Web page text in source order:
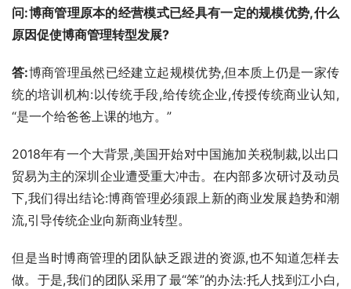
问:博商管理原本的经营模式已经具有一定的规模优势,什么
原因促使博商管理转型发展?
答:博商管理虽然已经建立起规模优势,但本质上仍是一家传
统的培训机构:以传统手段,给传统企业,传授传统商业认知,
“是一个给爸爸上课的地方。”
2018年有一个大背景,美国开始对中国施加关税制裁,以出口
贸易为主的深圳企业遭受重大冲击。在内部多次研讨及动员
下,我们得出结论:博商管理必须跟上新的商业发展趋势和潮
流,引导传统企业向新商业转型。
但是当时博商管理的团队缺乏跟进的资源,也不知道怎样去
做。于是,我们的团队采用了最“笨”的办法:托人找到江小白,